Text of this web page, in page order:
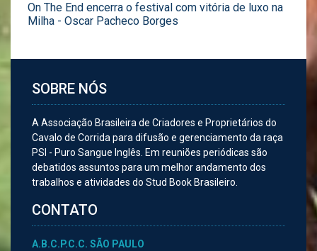
On The End encerra o festival com vitória de luxo na
Milha - Oscar Pacheco Borges
SOBRE NÓS
A Associação Brasileira de Criadores e Proprietários do
Cavalo de Corrida para difusão e gerenciamento da raça
PSI - Puro Sangue Inglês. Em reuniões periódicas são
debatidos assuntos para um melhor andamento dos
trabalhos e atividades do Stud Book Brasileiro.
CONTATO
A.B.C.P.C.C. SÃO PAULO